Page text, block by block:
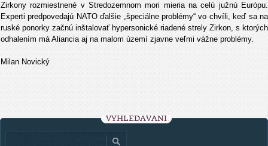
Zirkony rozmiestnené v Stredozemnom mori mieria na celú južnú Európu.
Experti predpovedajú NATO ďalšie „špeciálne problémy“ vo chvíli, keď sa na
ruské ponorky začnú inštalovať hypersonické riadené strely Zirkon, s ktorých
odhalením má Aliancia aj na malom území zjavne veľmi vážne problémy.
Milan Novický
VYHLEDÁVÁNÍ